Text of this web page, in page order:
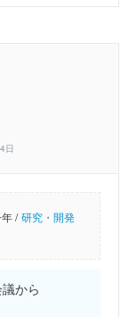
日
/ 研究・開発
から